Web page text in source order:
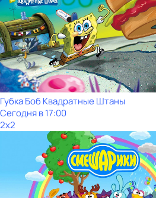
Губка Боб Квадратные Штаны
Сегодня в 17:00
2x2